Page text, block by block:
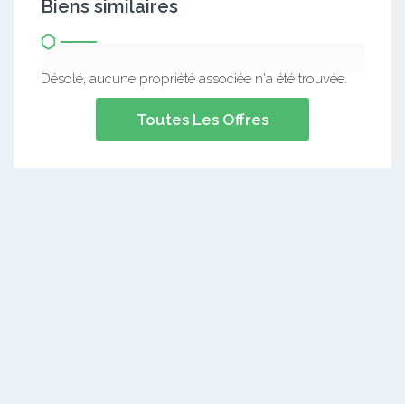
Biens similaires
Désolé, aucune propriété associée n'a été trouvée.
Toutes Les Offres